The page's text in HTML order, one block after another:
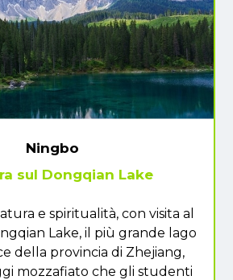
Ningbo
sul Dongqian Lake
e spiritualità, con visita al
Lake, il più grande lago
della provincia di Zhejiang,
mozzafiato che gli studenti